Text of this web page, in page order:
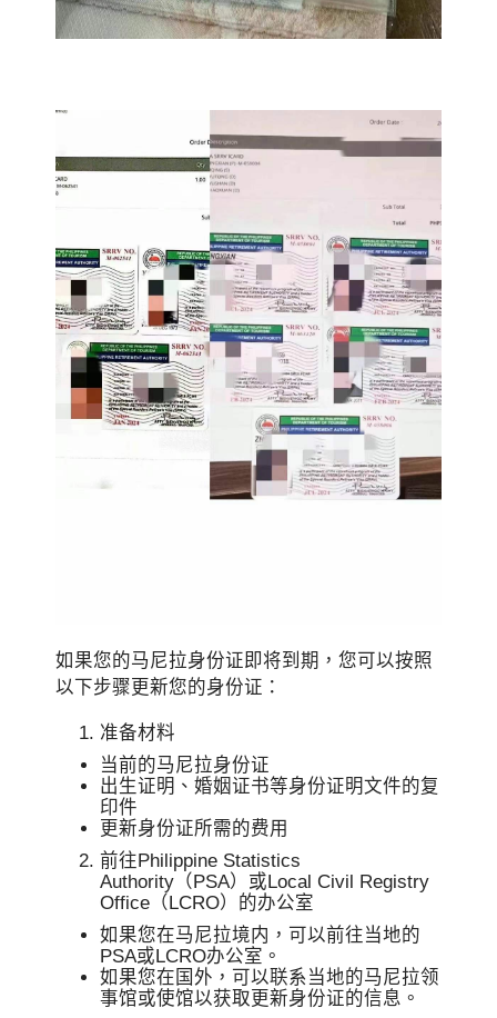
如果您的马尼拉身份证即将到期，您可以按照
以下步骤更新您的身份证：
准备材料
当前的马尼拉身份证
出生证明、婚姻证书等身份证明文件的复
印件
更新身份证所需的费用
前往Philippine Statistics
Authority（PSA）或Local Civil Registry
Office（LCRO）的办公室
如果您在马尼拉境内，可以前往当地的
PSA或LCRO办公室。
如果您在国外，可以联系当地的马尼拉领
事馆或使馆以获取更新身份证的信息。